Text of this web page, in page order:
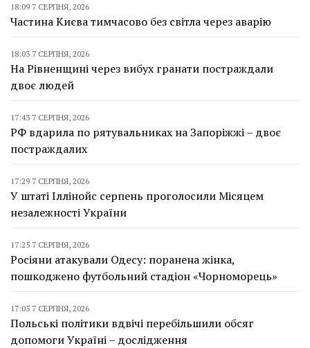
18:09 7 СЕРПНЯ, 2026
Частина Києва тимчасово без світла через аварію
18:03 7 СЕРПНЯ, 2026
На Рівненщині через вибух гранати постраждали
двоє людей
17:43 7 СЕРПНЯ, 2026
РФ вдарила по рятувальниках на Запоріжжі – двоє
постраждалих
17:29 7 СЕРПНЯ, 2026
У штаті Іллінойс серпень проголосили Місяцем
незалежності України
17:25 7 СЕРПНЯ, 2026
Росіяни атакували Одесу: поранена жінка,
пошкоджено футбольний стадіон «Чорноморець»
17:05 7 СЕРПНЯ, 2026
Польські політики вдвічі перебільшили обсяг
допомоги Україні – дослідження